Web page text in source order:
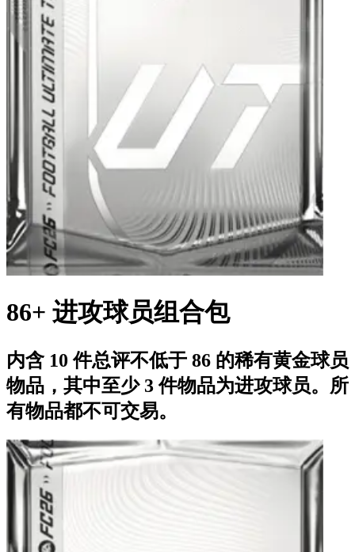
86+ 进攻球员组合包
内含 10 件总评不低于 86 的稀有黄金球员
物品，其中至少 3 件物品为进攻球员。所
有物品都不可交易。